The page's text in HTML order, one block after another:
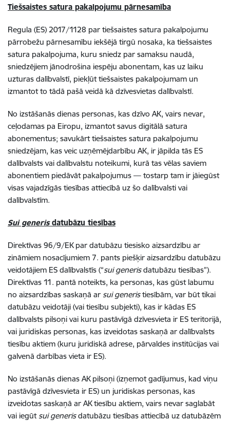
Tiešsaistes satura pakalpojumu pārnesamība
Regula (ES) 2017/1128 par tiešsaistes satura pakalpojumu
pārrobežu pārnesamību iekšējā tirgū nosaka, ka tiešsaistes
satura pakalpojuma, kuru sniedz par samaksu naudā,
sniedzējiem jānodrošina iespēju abonentam, kas uz laiku
uzturas dalībvalstī, piekļūt tiešsaistes pakalpojumam un
izmantot to tādā pašā veidā kā dzīvesvietas dalībvalstī.
No izstāšanās dienas personas, kas dzīvo AK, vairs nevar,
ceļodamas pa Eiropu, izmantot savus digitālā satura
abonementus; savukārt tiešsaistes satura pakalpojumu
sniedzējam, kas veic uzņēmējdarbību AK, ir jāpilda tās ES
dalībvalsts vai dalībvalstu noteikumi, kurā tas vēlas saviem
abonentiem piedāvāt pakalpojumus — tostarp tam ir jāiegūst
visas vajadzīgās tiesības attiecībā uz šo dalībvalsti vai
dalībvalstīm.
Sui generisdatubāzu tiesības
Direktīvas 96/9/EK par datubāzu tiesisko aizsardzību ar
zināmiem nosacījumiem 7. pants piešķir aizsardzību datubāzu
veidotājiem ES dalībvalstīs (“sui generisdatubāzu tiesības”).
Direktīvas 11. pantā noteikts, ka personas, kas gūst labumu
no aizsardzības saskaņā ar sui generistiesībām, var būt tikai
datubāzu veidotāji (vai tiesību subjekti), kas ir kādas ES
dalībvalsts pilsoņi vai kuru pastāvīgā dzīvesvieta ir ES teritorijā,
vai juridiskas personas, kas izveidotas saskaņā ar dalībvalsts
tiesību aktiem (kuru juridiskā adrese, pārvaldes institūcijas vai
galvenā darbības vieta ir ES).
No izstāšanās dienas AK pilsoņi (izņemot gadījumus, kad viņu
pastāvīgā dzīvesvieta ir ES) un juridiskas personas, kas
izveidotas saskaņā ar AK tiesību aktiem, vairs nevar saglabāt
vai iegūtsui generisdatubāzu tiesības attiecībā uz datubāzēm